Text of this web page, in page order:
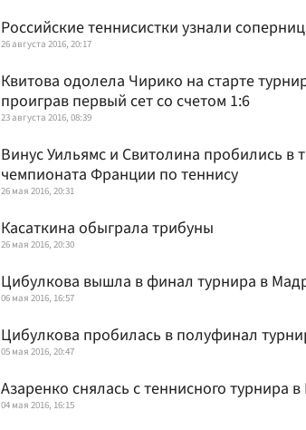
Российские теннисистки узнали
26 августа 2016, 20:17
Квитова одолела Чирико на старте
проиграв первый сет со счетом 1:6
23 августа 2016, 08:39
Винус Уильямс и Свитолина пробились в
чемпионата Франции по теннису
26 мая 2016, 20:31
Касаткина обыграла трибуны
26 мая 2016, 20:30
Цибулкова вышла в финал турнира в
06 мая 2016, 16:57
Цибулкова пробилась в полуфинал
05 мая 2016, 20:47
Азаренко снялась с теннисного турнира
04 мая 2016, 16:15